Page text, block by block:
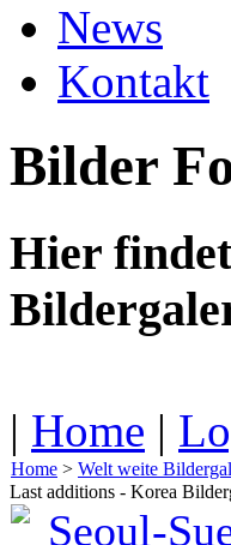
News
Kontakt
Bilder
Hier
| Home |
Home > Welt weite
Last additions - Korea